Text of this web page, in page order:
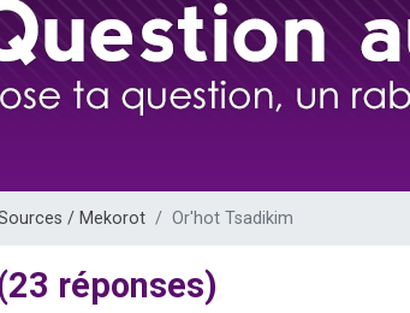
Nouvelle émission radio : Visions de grandeur
61 personnes viennent de demander une bénédiction
Ariel vient de donner son Maasser
Il reste 49 places pour étudier en groupe sur
/ Mekorot Or'hot Tsadikim
réponses)